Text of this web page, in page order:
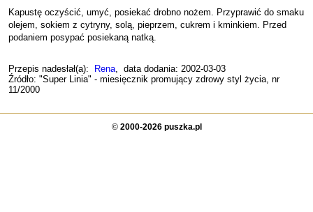
Kapustę oczyścić, umyć, posiekać drobno nożem. Przyprawić do smaku
olejem, sokiem z cytryny, solą, pieprzem, cukrem i kminkiem. Przed
podaniem posypać posiekaną natką.
Przepis nadesłał(a): Rena, data dodania: 2002-03-03
Źródło: "Super Linia" - miesięcznik promujący zdrowy styl życia, nr
11/2000
© 2000-2026 puszka.pl